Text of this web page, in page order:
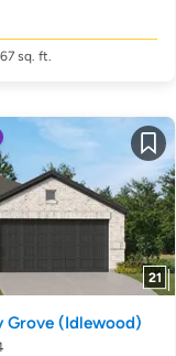
sq. ft.
Guardar
21
Grove (Idlewood)